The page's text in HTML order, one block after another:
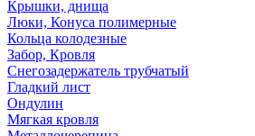
Крышки, днища
Люки, Конуса полимерные
Кольца колодезные
Забор, Кровля
Снегозадержатель трубчатый
Гладкий лист
Ондулин
Мягкая кровля